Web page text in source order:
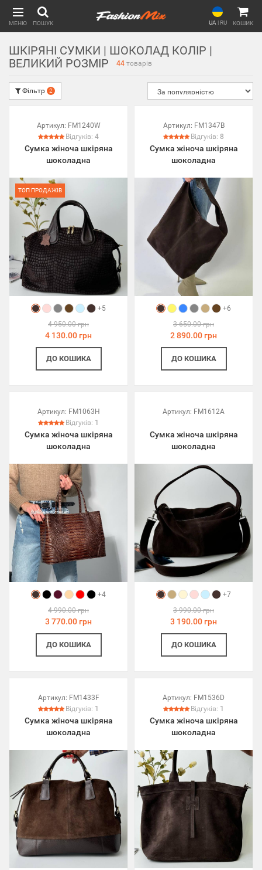
МЕНЮ ПОШУК UA | RU КОШИК
ШКІРЯНІ СУМКИ | ШОКОЛАД КОЛІР |
ВЕЛИКИЙ РОЗМІР
44 товарів
Фільтр 2
Артикул: FM1240W
Відгуків: 4
Сумка жіноча шкіряна
шоколадна
ТОП ПРОДАЖІВ
+5
4 950.00 грн
4 130.00 грн
ДО КОШИКА
Артикул: FM1347B
Відгуків: 8
Сумка жіноча шкіряна
шоколадна
+6
3 650.00 грн
2 890.00 грн
ДО КОШИКА
Артикул: FM1063H
Відгуків: 1
Сумка жіноча шкіряна
шоколадна
+4
4 990.00 грн
3 770.00 грн
ДО КОШИКА
Артикул: FM1612A
Сумка жіноча шкіряна
шоколадна
+7
3 990.00 грн
3 190.00 грн
ДО КОШИКА
Артикул: FM1433F
Відгуків: 1
Сумка жіноча шкіряна
шоколадна
Артикул: FM1536D
Відгуків: 1
Сумка жіноча шкіряна
шоколадна